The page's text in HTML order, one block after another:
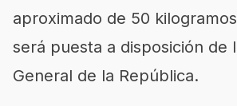
aproximado de 50
será puesta a disposición de
General de la República.